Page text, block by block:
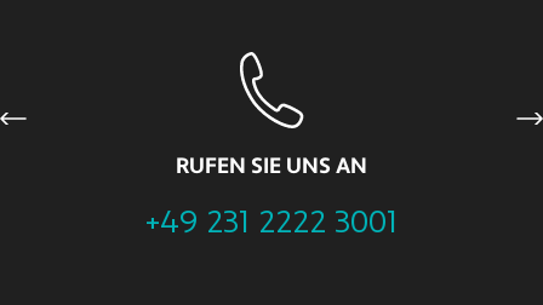
RUFEN SIE UNS AN
+49 231 2222 3001
Previous